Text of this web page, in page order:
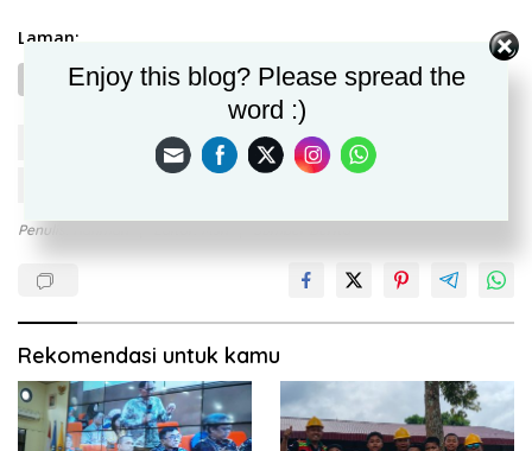
Laman:
2
Aktivis Sumsel Jakarta
Eksplorasi Panas Bumi
Penulis: Rahman
Rekomendasi untuk kamu
Enjoy this blog? Please spread the
word :)